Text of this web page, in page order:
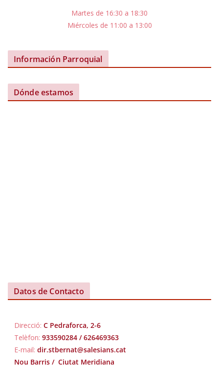
Martes de 16:30 a 18:30
Miércoles de 11:00 a 13:00
Información Parroquial
Dónde estamos
Datos de Contacto
Direcció: C Pedraforca, 2-6
Telèfon: 933590284 / 626469363
E-mail: dir.stbernat@salesians.cat
Nou Barris / Ciutat Meridiana